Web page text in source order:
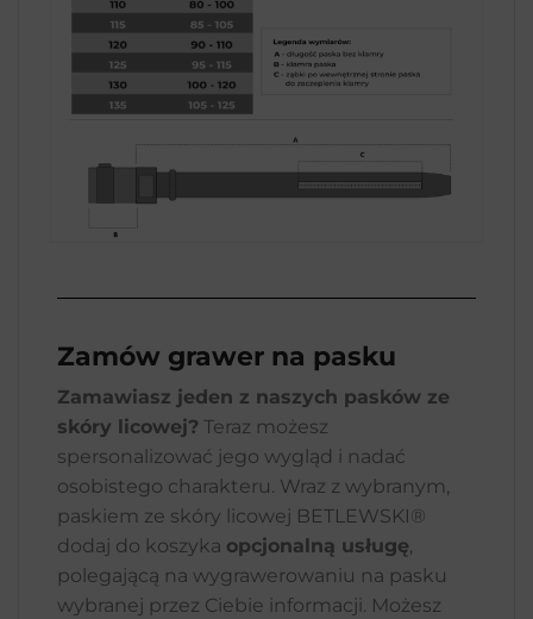
Zamów grawer na pasku
Zamawiasz jeden z naszych pasków ze
skóry licowej? Teraz możesz
spersonalizować jego wygląd i nadać
osobistego charakteru. Wraz z wybranym,
paskiem ze skóry licowej BETLEWSKI®
dodaj do koszyka opcjonalną usługę,
polegającą na wygrawerowaniu na pasku
wybranej przez Ciebie informacji. Możesz